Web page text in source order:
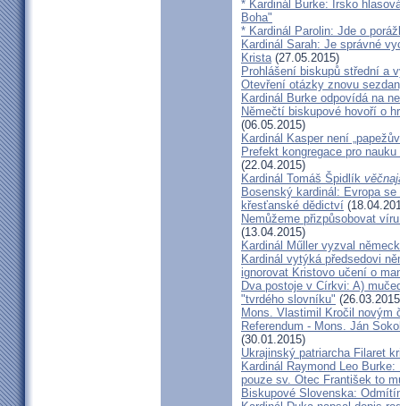
* Kardinál Burke: Irsko
Boha"
* Kardinál Parolin: Jde o
Kardinál Sarah: Je správné
Krista(27.05.2015)
Prohlášení biskupů střední a
Otevření otázky znovu
Kardinál Burke odpovídá na
Němečtí biskupové hovoří o
(06.05.2015)
Kardinál Kasper není
Prefekt kongregace pro
(22.04.2015)
Kardinál Tomáš Špidlík
Bosenský kardinál: Evropa
křesťanské dědictví
Nemůžeme přizpůsobovat
(13.04.2015)
Kardinál Műller vyzval
Kardinál vytýká předsedovi
ignorovat Kristovo učení o
Dva postoje v Církvi: A)
"tvrdého slovníku"
Mons. Vlastimil Kročil novým
Referendum - Mons. Ján
(30.01.2015)
Ukrajinský patriarcha Filaret
Kardinál Raymond Leo
pouze sv. Otec František to
Biskupové Slovenska: